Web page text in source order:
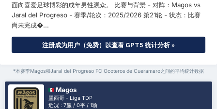
面向喜爱足球博彩的成年男性观众。 比赛与背景 - 对阵：Magos vs
Jaral del Progreso - 赛季/轮次：2025/2026 第21轮 - 状态：比赛
尚未完成�...
注册成为用户（免费）以查看 GPT5 统计分析 »
*本赛季Magos和Jaral del Progreso FC Ocoteros de Cueramaro之间的平均统计数据
Magos
墨西哥 - Liga TDP
近况 : 7赢 / 0平 / 1输